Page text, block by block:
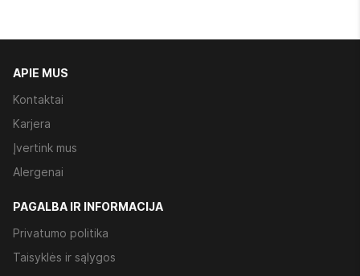
APIE MUS
Kontaktai
Karjera
Įvertink mus
Alergenai
PAGALBA IR INFORMACIJA
Privatumo politika
Taisyklės ir sąlygos